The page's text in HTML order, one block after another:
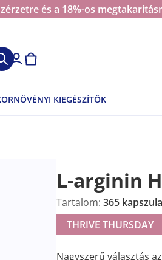
és a 18%-os
NÖVÉNYI KIEGÉSZÍTŐK
L-arginin
Tartalom: 365 kapszula
THRIVE THURSDAY
Nagyszerű választás